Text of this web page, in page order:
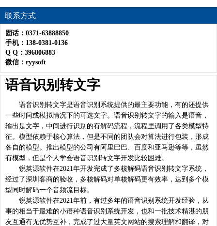
联系方式
固话：0371-63888850
手机：138-0381-0136
Q Q：396806883
微信：ryysoft
语音识别转文字
语音识别转文字是语音识别系统提供的最主要功能，有的还提供
一些时间或模拟情况下的可选文字。语音识别转文字的输入是语音，
输出是文字，中间进行识别的有解码流程，流程里调用了各类模型特
征。模型依赖于核心算法，但是不同的团队会对算法进行包装，形成
各自的模型。推出模型的公司有阿里巴巴、百度和亚马逊等等，虽然
有模型，但是个人学会语音识别转文字开发比较困难。
锐英源软件在2021年开发完成了多核解码语音识别转文字系统，
经过了深圳客商的验收，多核解码对单核解码更有效率，达到多个模
型同时解码一个音频流目标。
锐英源软件在2021年前，有过多年的语音识别系统开发经验，从
事的相当于最难的小语种语音识别系统开发，也和一批技术精湛的朋
友互通有无优势互补，完成了过大量英文网站的搜索理解和翻译，对